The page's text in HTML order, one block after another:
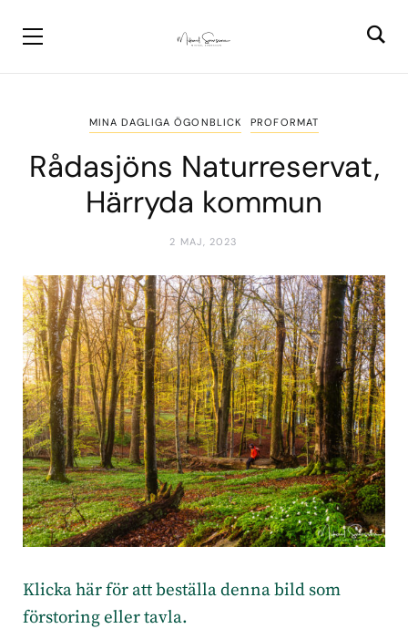
MINA DAGLIGA ÖGONBLICK PROFORMAT
Rådasjöns Naturreservat,
Härryda kommun
2 MAJ, 2023
Klicka här för att beställa denna bild som
förstoring eller tavla.